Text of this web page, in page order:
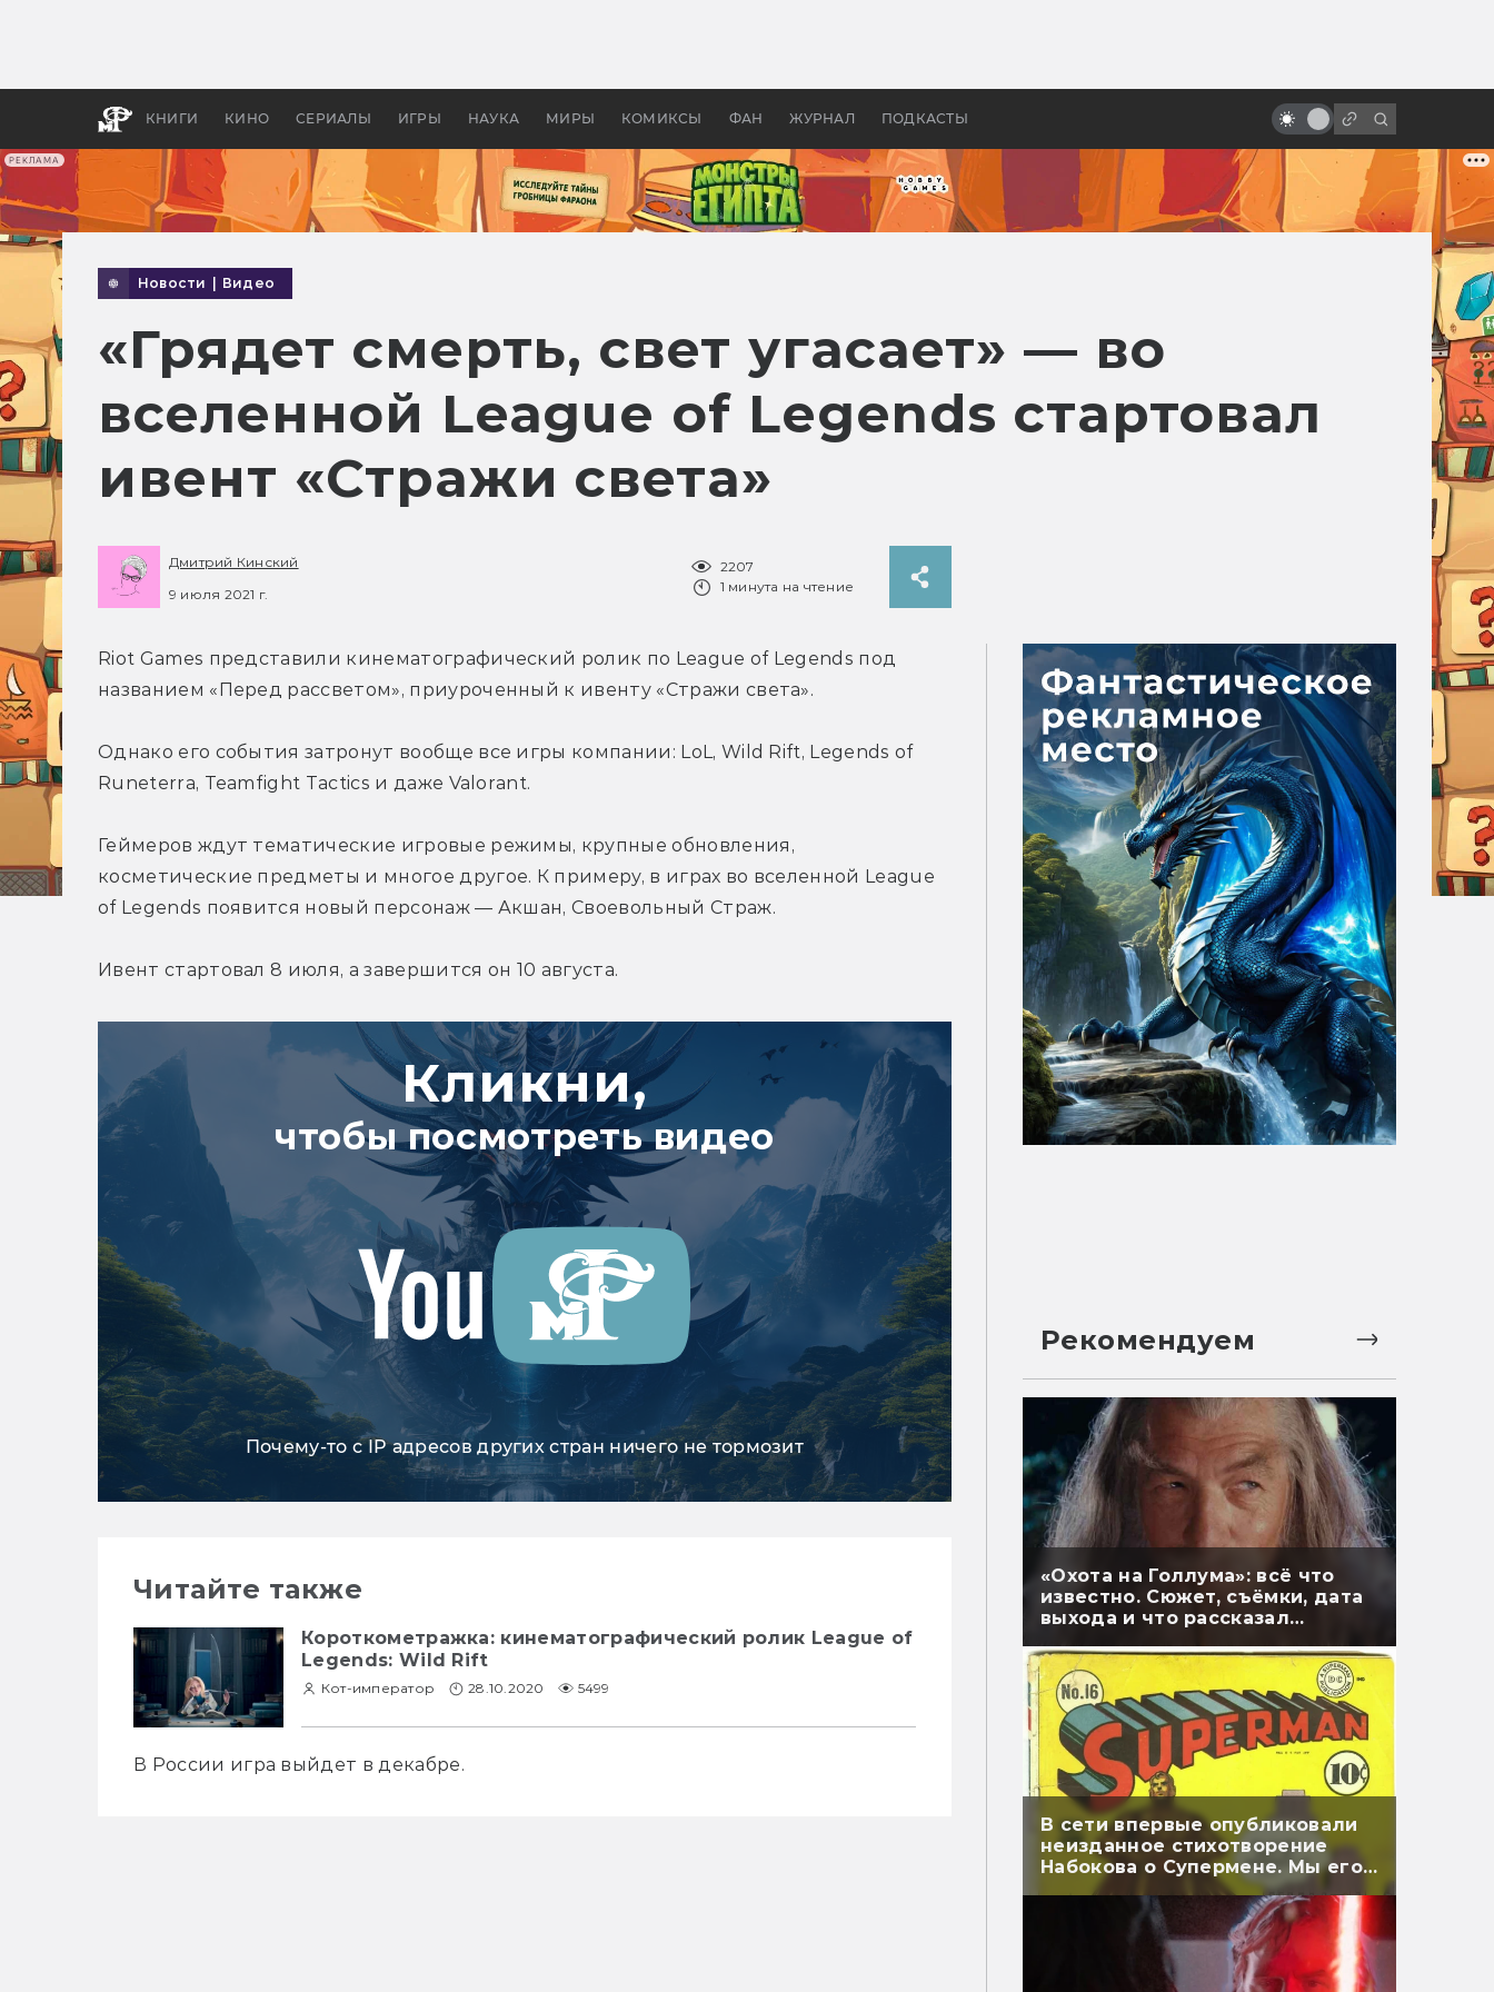
РЕКЛАМА
КНИГИ КИНО СЕРИАЛЫ ИГРЫ НАУКА МИРЫ КОМИКСЫ ФАН ЖУРНАЛ ПОДКАСТЫ
бы «Властелина колец»
Древней Грецией
робот-полицейский
Новости Видео
«Грядет смерть, свет угасает» — во
вселенной League of Legends стартовал
ивент «Стражи света»
Дмитрий Кинский
9 июля 2021 г.
2207
1 минута на чтение
Riot Games представили кинематографический ролик по League of Legends под
названием «Перед рассветом», приуроченный к ивенту «Стражи света».
Однако его события затронут вообще все игры компании: LoL, Wild Rift, Legends of
Runeterra, Teamfight Tactics и даже Valorant.
Геймеров ждут тематические игровые режимы, крупные обновления,
косметические предметы и многое другое. К примеру, в играх во вселенной League
of Legends появится новый персонаж — Акшан, Своевольный Страж.
Ивент стартовал 8 июля, а завершится он 10 августа.
Кликни,
чтобы посмотреть видео
Почему-то с IP адресов других стран ничего не тормозит
Читайте также
Короткометражка: кинематографический ролик League of
Legends: Wild Rift
Кот-император 28.10.2020 5499
В России игра выйдет в декабре.
Рекомендуем
«Охота на Голлума»: всё что
известно. Сюжет, съёмки, дата
выхода и что рассказал
В сети впервые опубликовали
неизданное стихотворение
Набокова о Супермене. Мы его
перевели